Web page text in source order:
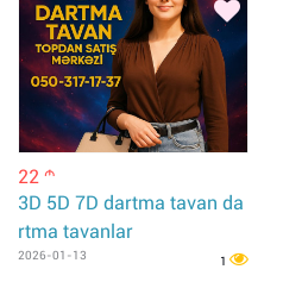
22 m
3D 5D 7D dartma tavan da
rtma tavanlar
2026-01-13 1